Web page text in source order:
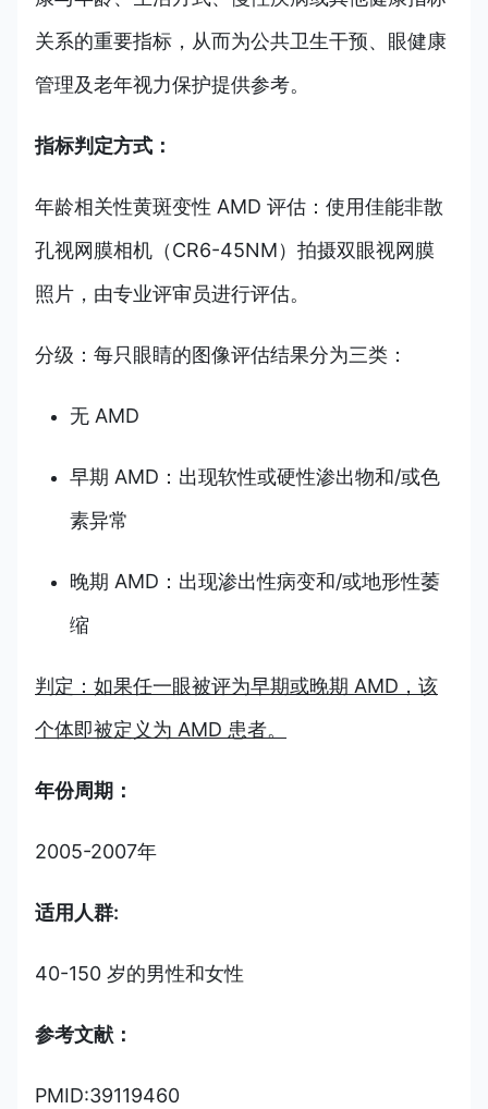
关系的重要指标，从而为公共卫生干预、眼健康
管理及老年视力保护提供参考。
指标判定方式：
年龄相关性黄斑变性 AMD 评估：使用佳能非散
孔视网膜相机（CR6-45NM）拍摄双眼视网膜
照片，由专业评审员进行评估。
分级：每只眼睛的图像评估结果分为三类：
无 AMD
早期 AMD：出现软性或硬性渗出物和/或色
素异常
晚期 AMD：出现渗出性病变和/或地形性萎
缩
判定：如果任一眼被评为早期或晚期 AMD，该
个体即被定义为 AMD 患者。
年份周期：
2005-2007年
适用人群:
40-150 岁的男性和女性
参考文献：
PMID:39119460